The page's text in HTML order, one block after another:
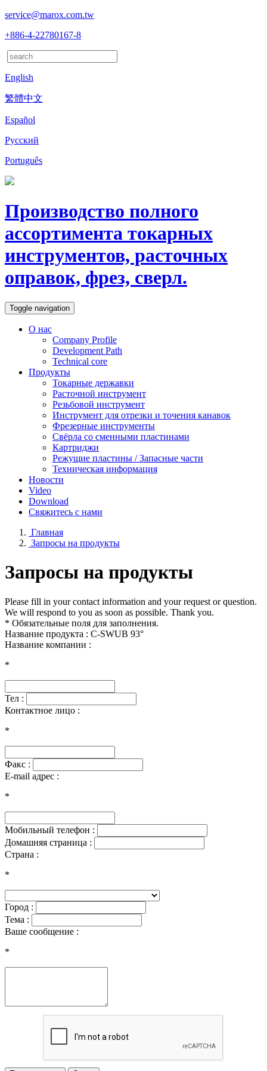
service@marox.com.tw
+886-4-22780167-8
English
繁體中文
Español
Русский
Português
Производство полного
ассортимента токарных
инструментов, расточных
оправок, фрез, сверл.
Toggle navigation
О нас
Company Profile
Development Path
Technical core
Продукты
Токарные державки
Расточной инструмент
Резьбовой инструмент
Инструмент для отрезки и точения канавок
Фрезерные инструменты
Свёрла со сменными пластинами
Картриджи
Режущие пластины / Запасные части
Техническая информация
Новости
Video
Download
Свяжитесь с нами
Главная
Запросы на продукты
Запросы на продукты
Please fill in your contact information and your request or question.
We will respond to you as soon as possible. Thank you.
* Обязательные поля для заполнения.
Название продукта : C-SWUB 93°
Название компании :
*
Тел :
Контактное лицо :
*
Факс :
E-mail адрес :
*
Мобильный телефон :
Домашняя страница :
Страна :
*
Город :
Тема :
Ваше сообщение :
*